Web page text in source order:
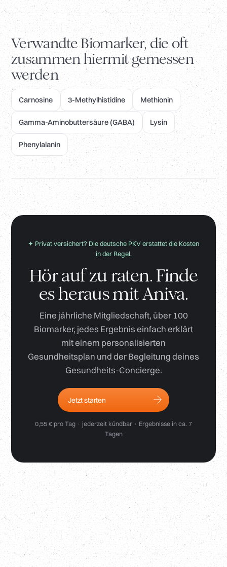
Verwandte Biomarker, die oft
zusammen hiermit gemessen
werden
Carnosine 3-Methylhistidine Methionin
Gamma-Aminobuttersäure (GABA) Lysin
Phenylalanin
✦ Privat versichert? Die deutsche PKV erstattet die Kosten
in der Regel.
Hör auf zu raten. Finde
es heraus mit Aniva.
Eine jährliche Mitgliedschaft, über 100
Biomarker, jedes Ergebnis einfach erklärt
mit einem personalisierten
Gesundheitsplan und der Begleitung deines
Gesundheits-Concierge.
Jetzt starten
0,55 € pro Tag · jederzeit kündbar · Ergebnisse in ca. 7
Tagen